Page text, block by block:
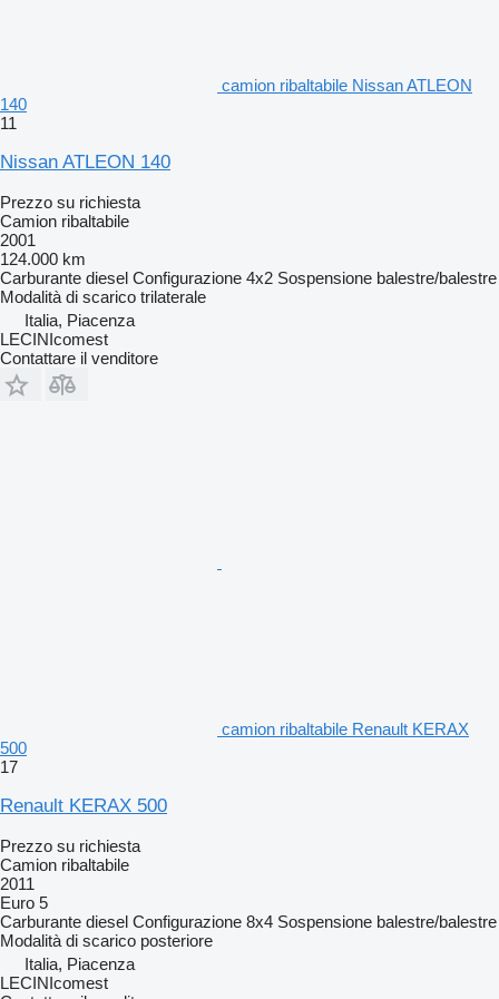
camion ribaltabile Nissan ATLEON
140
11
Nissan ATLEON 140
Prezzo su richiesta
Camion ribaltabile
2001
124.000 km
Carburante diesel Configurazione 4x2 Sospensione balestre/balestre
Modalità di scarico trilaterale
Italia, Piacenza
LECINIcomest
Contattare il venditore
camion ribaltabile Renault KERAX
500
17
Renault KERAX 500
Prezzo su richiesta
Camion ribaltabile
2011
Euro 5
Carburante diesel Configurazione 8x4 Sospensione balestre/balestre
Modalità di scarico posteriore
Italia, Piacenza
LECINIcomest